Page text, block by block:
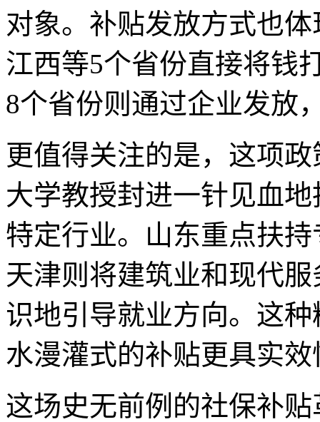
对象。补贴发放方式也
江西等5个省份直接将钱
8个省份则通过企业发放
更值得关注的是，这项
大学教授封进一针见血
特定行业。山东重点扶
天津则将建筑业和现代
识地引导就业方向。这
水漫灌式的补贴更具实效
这场史无前例的社保补